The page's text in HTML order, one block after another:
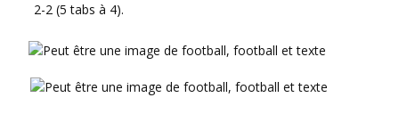
2-2 (5 tabs à 4).